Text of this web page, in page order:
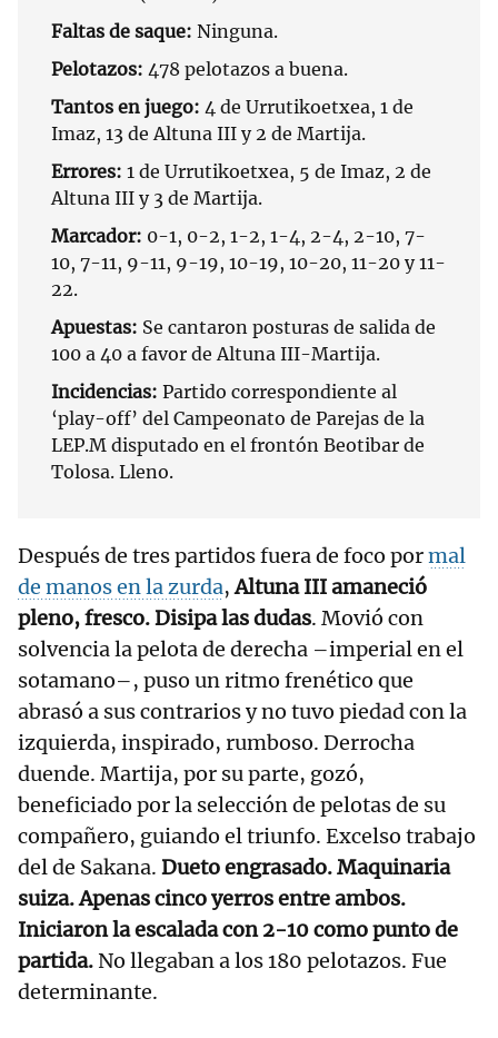
Faltas de saque: Ninguna.
Pelotazos: 478 pelotazos a buena.
Tantos en juego: 4 de Urrutikoetxea, 1 de
Imaz, 13 de Altuna III y 2 de Martija.
Errores: 1 de Urrutikoetxea, 5 de Imaz, 2 de
Altuna III y 3 de Martija.
Marcador: 0-1, 0-2, 1-2, 1-4, 2-4, 2-10, 7-
10, 7-11, 9-11, 9-19, 10-19, 10-20, 11-20 y 11-
22.
Apuestas: Se cantaron posturas de salida de
100 a 40 a favor de Altuna III-Martija.
Incidencias: Partido correspondiente al
‘play-off’ del Campeonato de Parejas de la
LEP.M disputado en el frontón Beotibar de
Tolosa. Lleno.
Después de tres partidos fuera de foco pormal
de manos en la zurda,Altuna III amaneció
pleno, fresco. Disipa las dudas. Movió con
solvencia la pelota de derecha –imperial en el
sotamano–, puso un ritmo frenético que
abrasó a sus contrarios y no tuvo piedad con la
izquierda, inspirado, rumboso. Derrocha
duende. Martija, por su parte, gozó,
beneficiado por la selección de pelotas de su
compañero, guiando el triunfo. Excelso trabajo
del de Sakana. Dueto engrasado. Maquinaria
suiza. Apenas cinco yerros entre ambos.
Iniciaron la escalada con 2-10 como punto de
partida. No llegaban a los 180 pelotazos. Fue
determinante.